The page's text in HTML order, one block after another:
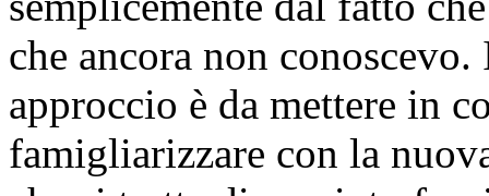
che ancora non
approccio è da mettere in
famigliarizzare con la